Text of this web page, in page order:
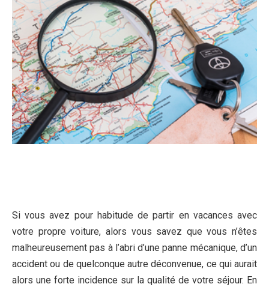
Si vous avez pour habitude de partir en vacances avec
votre propre voiture, alors vous savez que vous n’êtes
malheureusement pas à l’abri d’une panne mécanique, d’un
accident ou de quelconque autre déconvenue, ce qui aurait
alors une forte incidence sur la qualité de votre séjour. En